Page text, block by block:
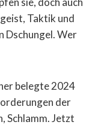
Taktik und
Dschungel. Wer
belegte 2024
der
Schlamm. Jetzt